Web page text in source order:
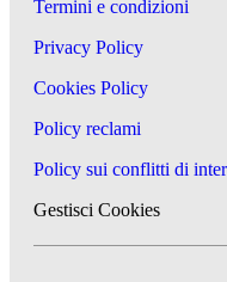
Termini e condizioni
Privacy Policy
Cookies Policy
Policy reclami
Policy sui conflitti di
Gestisci Cookies